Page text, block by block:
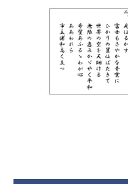
自転車置場（
昭和36